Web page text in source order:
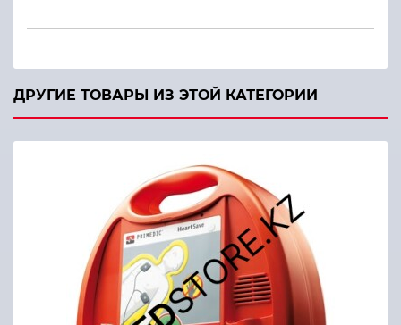
ДРУГИЕ ТОВАРЫ ИЗ ЭТОЙ КАТЕГОРИИ